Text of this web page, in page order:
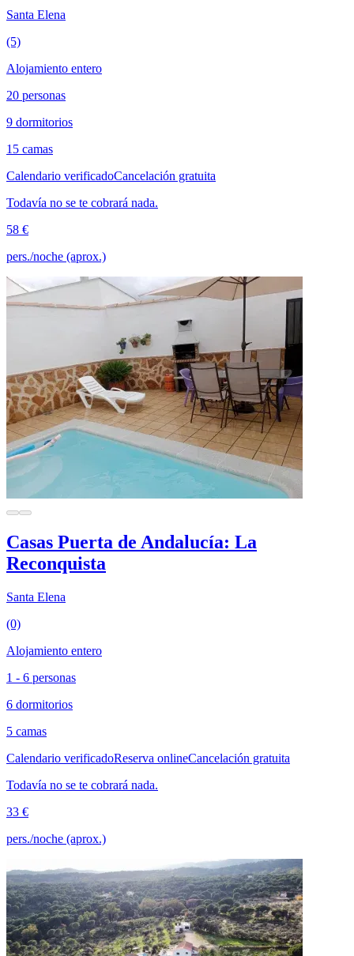
Santa Elena
(5)
Alojamiento entero
20 personas
9 dormitorios
15 camas
Calendario verificadoCancelación gratuita
Todavía no se te cobrará nada.
58 €
pers./noche (aprox.)
Casas Puerta de Andalucía: La
Reconquista
Santa Elena
(0)
Alojamiento entero
1 - 6 personas
6 dormitorios
5 camas
Calendario verificadoReserva onlineCancelación gratuita
Todavía no se te cobrará nada.
33 €
pers./noche (aprox.)